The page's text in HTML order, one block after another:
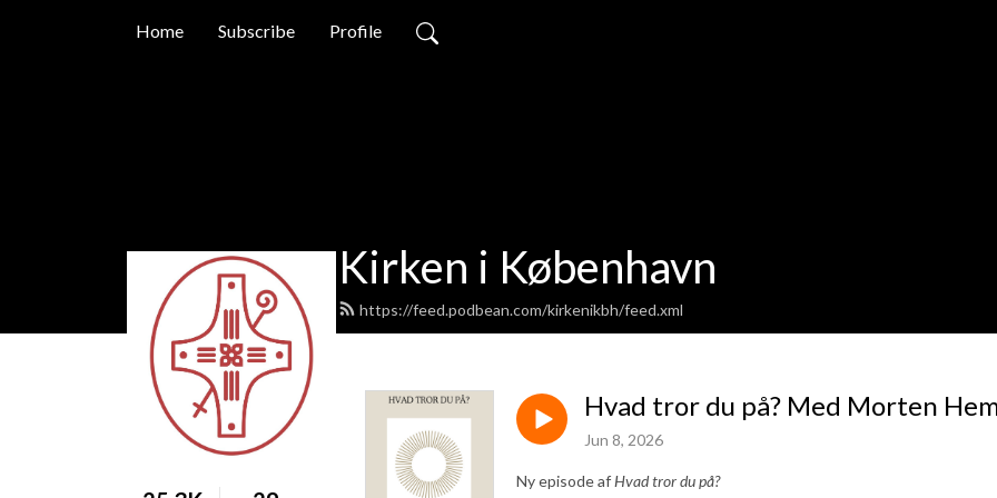
Home Subscribe Profile
Kirken i København
https://feed.podbean.com/kirkenikbh/feed.xml
Hvad tror du på? Med Morten
Jun 8, 2026
Ny episode afHvad tror du på?